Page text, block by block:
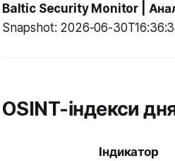
Baltic Security Monitor |
Snapshot: 2026-06-
OSINT-індекси
Індикатор